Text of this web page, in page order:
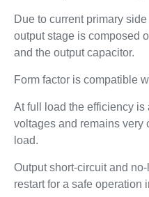
Due to current primary
output stage is composed
and the output capacitor.
Form factor is compatible
At full load the efficiency is
voltages and remains very
load.
Output short-circuit and
restart for a safe operation